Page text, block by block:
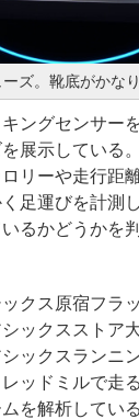
ズ。靴底がかな
ングセンサー
展示している
リーや走行距
足運びを計測
るかどうかを
クス原宿フラ
ックスストア
ックスランニ
ッドミルで走
を解析してい